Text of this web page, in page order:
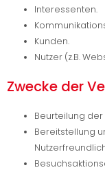
Interessenten.
Kunden.
Nutzer (z.B.
Zwecke der
Beurteilung der
Bereitstellung